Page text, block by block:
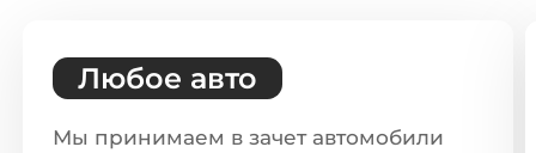
Любое авто
Мы принимаем в зачет автомобили